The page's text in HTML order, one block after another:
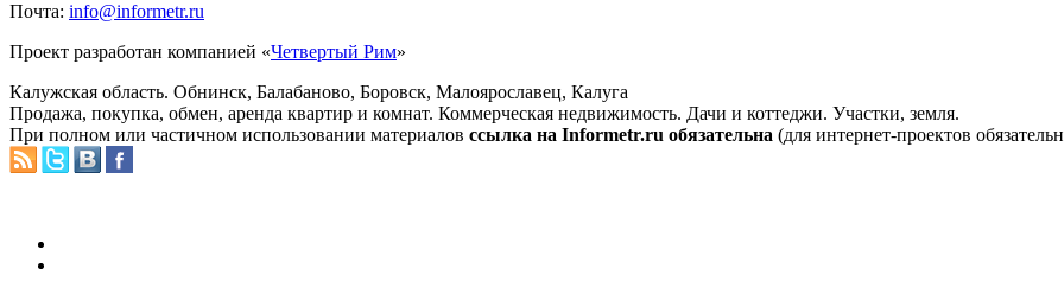
Почта: info@informetr.ru
Проект разработан компанией «Четвертый Рим»
Калужская область. Обнинск, Балабаново, Боровск, Малоярославец, Калуга
Продажа, покупка, обмен, аренда квартир и комнат. Коммерческая недвижимость. Дачи и коттеджи. Участки, земля.
При полном или частичном использовании материалов ссылка на Informetr.ru обязательна (для интернет-проектов